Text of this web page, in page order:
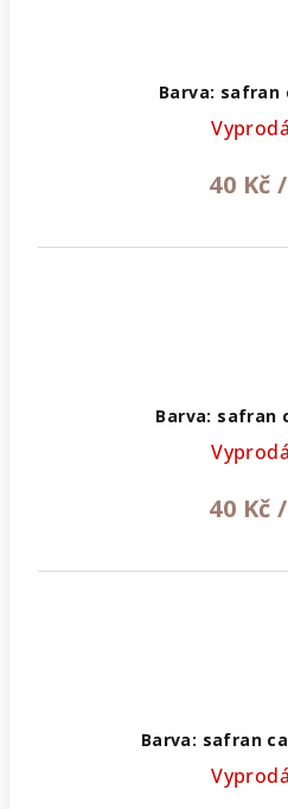
Barva: safran
40 Kč
Barva: safran
40 Kč
Barva: safran